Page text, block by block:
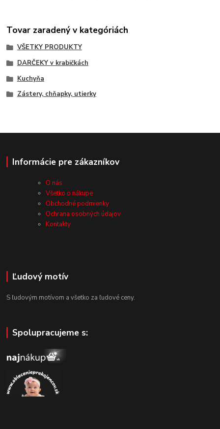
Tovar zaradený v kategóriách
VŠETKY PRODUKTY
DARČEKY v krabičkách
Kuchyňa
Zástery, chňapky, utierky
Informácie pre zákazníkov
O nás
Všetko o nákupe
Obchodné podmienky
Ochrana osobných údajov
Kontakty
Ľudový motív
S ľudovým motívom a všetko za ľudové ceny.
Spolupracujeme s: